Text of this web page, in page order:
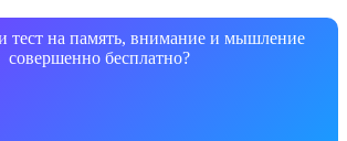
тест на память, внимание и мышление
совершенно бесплатно?